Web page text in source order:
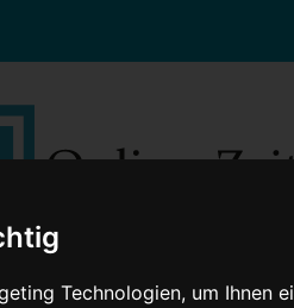
Technologien, um Ihnen